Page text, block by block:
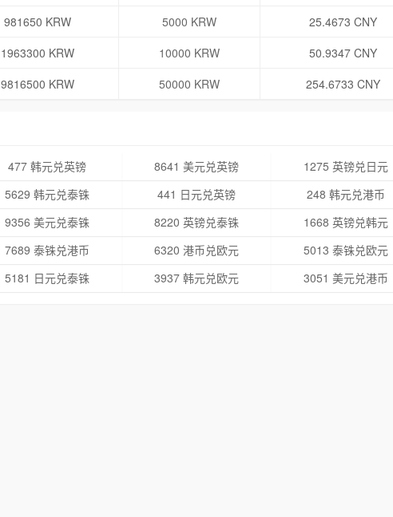
981650 KRW 5000 KRW
25.4673 CNY
1963300 KRW 10000 KRW
50.9347 CNY
9816500 KRW 50000 KRW 254.6733 CNY
477 韩元兑英镑 8641 美元兑英镑
1275 英镑兑日元
5629 韩元兑泰铢 441 日元兑英镑
248 韩元兑港币
9356 美元兑泰铢 8220 英镑兑泰铢
1668 英镑兑韩元
7689 泰铢兑港币 6320 港币兑欧元
5013 泰铢兑欧元
5181 日元兑泰铢 3937 韩元兑欧元 3051 美元兑港币